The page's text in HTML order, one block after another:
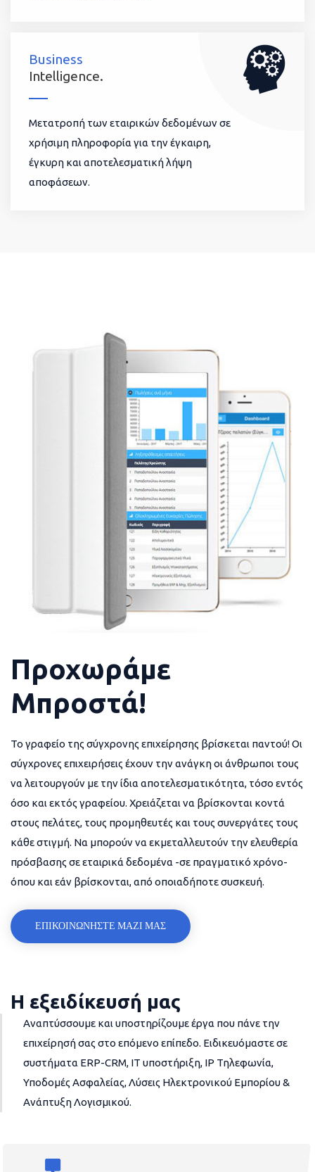
Business
Intelligence.
Μετατροπή των εταιρικών δεδομένων σε
χρήσιμη πληροφορία για την έγκαιρη,
έγκυρη και αποτελεσματική λήψη
αποφάσεων.
Προχωράμε
Μπροστά!
Το γραφείο της σύγχρονης επιχείρησης βρίσκεται παντού! Οι
σύγχρονες επιχειρήσεις έχουν την ανάγκη οι άνθρωποι τους
να λειτουργούν με την ίδια αποτελεσματικότητα, τόσο εντός
όσο και εκτός γραφείου. Χρειάζεται να βρίσκονται κοντά
στους πελάτες, τους προμηθευτές και τους συνεργάτες τους
κάθε στιγμή. Να μπορούν να εκμεταλλευτούν την ελευθερία
πρόσβασης σε εταιρικά δεδομένα -σε πραγματικό χρόνο-
όπου και εάν βρίσκονται, από οποιαδήποτε συσκευή.
ΕΠΙΚΟΙΝΩΝΗΣΤΕ ΜΑΖΙ ΜΑΣ
Η εξειδίκευσή μας
Αναπτύσσουμε και υποστηρίζουμε έργα που πάνε την
επιχείρησή σας στο επόμενο επίπεδο. Ειδικευόμαστε σε
συστήματα ERP-CRM, IT υποστήριξη, IP Τηλεφωνία,
Υποδομές Ασφαλείας, Λύσεις Ηλεκτρονικού Εμπορίου &
Ανάπτυξη Λογισμικού.